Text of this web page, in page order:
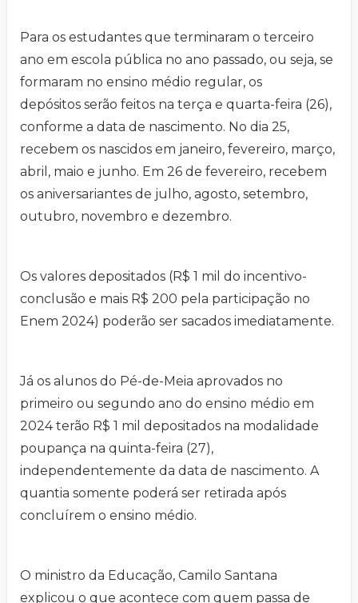
Para os estudantes que terminaram o terceiro
ano em escola pública no ano passado, ou seja, se
formaram no ensino médio regular, os
depósitos serão feitos na terça e quarta-feira (26),
conforme a data de nascimento. No dia 25,
recebem os nascidos em janeiro, fevereiro, março,
abril, maio e junho. Em 26 de fevereiro, recebem
os aniversariantes de julho, agosto, setembro,
outubro, novembro e dezembro.
Os valores depositados (R$ 1 mil do incentivo-
conclusão e mais R$ 200 pela participação no
Enem 2024) poderão ser sacados imediatamente.
Já os alunos do Pé-de-Meia aprovados no
primeiro ou segundo ano do ensino médio em
2024 terão R$ 1 mil depositados na modalidade
poupança na quinta-feira (27),
independentemente da data de nascimento. A
quantia somente poderá ser retirada após
concluírem o ensino médio.
O ministro da Educação, Camilo Santana
explicou o que acontece com quem passa de